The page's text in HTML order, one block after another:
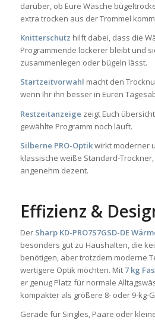
darüber, ob Eure Wäsche
extra trocken aus der Trommel
Knitterschutz hilft dabei, dass die
Programmende lockerer bleibt und
zusammenlegen oder bügeln lässt.
Startzeitvorwahl macht den
wenn Ihr ihn besser in Euren
Restzeitanzeige zeigt Euch
gewählte Programm noch läuft.
Silberne PRO-Optikwirkt moderner
klassische weiße Standard-
angenehm dezent.
Effizienz &
Der Sharp KD-PRO7S7GSD-DE
besonders gut zu Haushalten, die
benötigen, aber trotzdem moderne
wertigere Optik möchten. Mit 7 kg
er genug Platz für normale
kompakter als größere 8- oder 9-kg-
Gerade für Singles, Paare oder